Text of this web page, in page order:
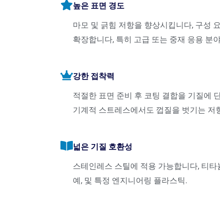
높은 표면 경도
마모 및 긁힘 저항을 ​​향상시킵니다, 구성
확장합니다, 특히 고급 또는 중재 응용 분
강한 접착력
적절한 표면 준비 후 코팅 결합을 기질에
기계적 스트레스에서도 껍질을 벗기는 저
넓은 기질 호환성
스테인레스 스틸에 적용 가능합니다, 티타
예, 및 특정 엔지니어링 플라스틱.